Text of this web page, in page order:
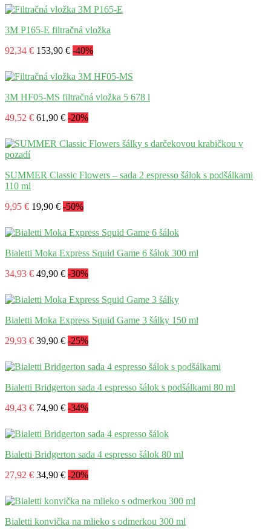
3M P165-E filtračná vložka
92,34 € 153,90 € -40%
3M HF05-MS filtračná vložka 5 678 l
49,52 € 61,90 € -20%
SUMMER Classic Flowers – sada 2 espresso šálok s podšálkami
110 ml
9,95 € 19,90 € -50%
Bialetti Moka Express Squid Game 6 šálok 300 ml
34,93 € 49,90 € -30%
Bialetti Moka Express Squid Game 3 šálky 150 ml
29,93 € 39,90 € -25%
Bialetti Bridgerton sada 4 espresso šálok s podšálkami 80 ml
49,43 € 74,90 € -34%
Bialetti Bridgerton sada 4 espresso šálok 80 ml
27,92 € 34,90 € -20%
Bialetti konvička na mlieko s odmerkou 300 ml